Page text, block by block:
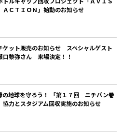
ＴＩＯＮ」始動のお知らせ
ット販売のお知らせ スペシャルゲスト
口黎弥さん 来場決定！！
の地球を守ろう！ 「第１７回 ニチバン巻
力とスタジアム回収実施のお知らせ